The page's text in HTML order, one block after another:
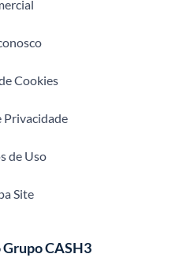
Cookies
Privacidade
de Uso
Site
Grupo CASH3